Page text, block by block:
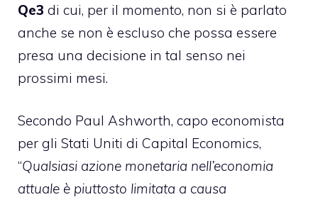
Qe3 di cui, per il momento, non si è parlato
anche se non è escluso che possa essere
presa una decisione in tal senso nei
prossimi mesi.
Secondo Paul Ashworth, capo economista
per gli Stati Uniti di Capital Economics,
“Qualsiasi azione monetaria nell’economia
attuale è piuttosto limitata a causa